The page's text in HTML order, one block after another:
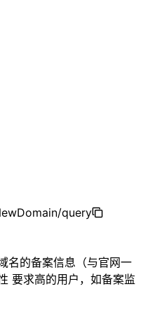
query
名的备案信息（与官网一
要求高的用户，如备案监